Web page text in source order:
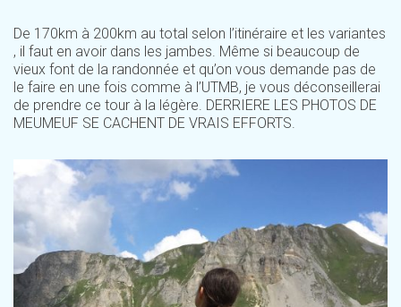
De 170km à 200km au total selon l’itinéraire et les variantes
, il faut en avoir dans les jambes. Même si beaucoup de
vieux font de la randonnée et qu’on vous demande pas de
le faire en une fois comme à l’UTMB, je vous déconseillerai
de prendre ce tour à la légère. DERRIERE LES PHOTOS DE
MEUMEUF SE CACHENT DE VRAIS EFFORTS.